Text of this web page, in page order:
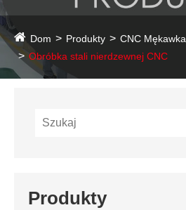
Dom Produkty
CNC Mękawka
Obróbka stali nierdzewnej CNC
Produkty